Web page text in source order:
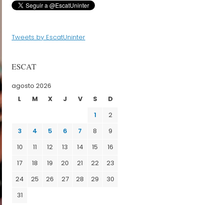
Tweets by EscatUninter
ESCAT
agosto 2026
L
M X J V S
D
1
2
3
4 5 6 7 8
9
10
11 12 13 14 15
16
17
18 19 20 21 22
23
24
25 26 27 28 29
30
31